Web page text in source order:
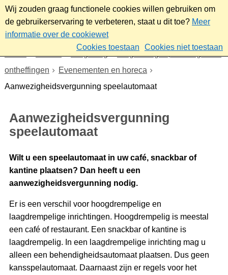
Wij zouden graag functionele cookies willen gebruiken om
de gebruikerservaring te verbeteren, staat u dit toe? Meer
informatie over de cookiewet
Cookies toestaan
Cookies niet toestaan
Omgeving
Vergunningen, meldingen en
ontheffingen
Evenementen en horeca
Aanwezigheidsvergunning speelautomaat
Aanwezigheidsvergunning
speelautomaat
Wilt u een speelautomaat in uw café, snackbar of
kantine plaatsen? Dan heeft u een
aanwezigheidsvergunning nodig.
Er is een verschil voor hoogdrempelige en
laagdrempelige inrichtingen. Hoogdrempelig is meestal
een café of restaurant. Een snackbar of kantine is
laagdrempelig. In een laagdrempelige inrichting mag u
alleen een behendigheidsautomaat plaatsen. Dus geen
kansspelautomaat. Daarnaast zijn er regels voor het